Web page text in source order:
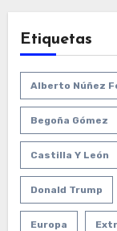
Etiquetas
Alberto Núñez
Begoña Gómez
Castilla Y León
Donald Trump
Europa